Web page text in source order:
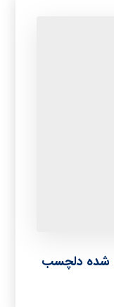
شده دلچسب